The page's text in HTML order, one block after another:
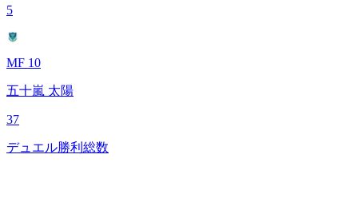
5
MF 10
五十嵐 太陽
37
デュエル勝利総数